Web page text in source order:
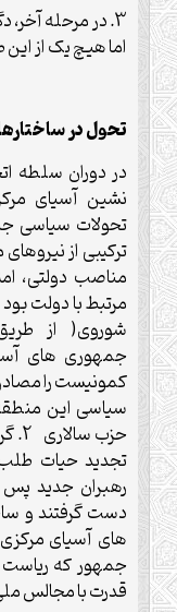
3. در مرحله
اما هیچ یک از
تحول در
در دوران سلطه
نشین آسیای
تحولات سیاسی
ترکیبی از
مناصب دولتی،
مرتبط با دولت بود
جمهوری های
تجدید حیات
رهبران جدید پس
دست گرفتند و
های آسیای
جمهور که ریاست
قدرت با مجالس